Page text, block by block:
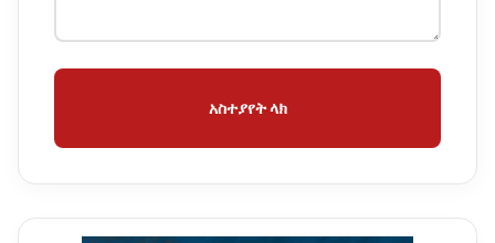
አስተያየት ላክ